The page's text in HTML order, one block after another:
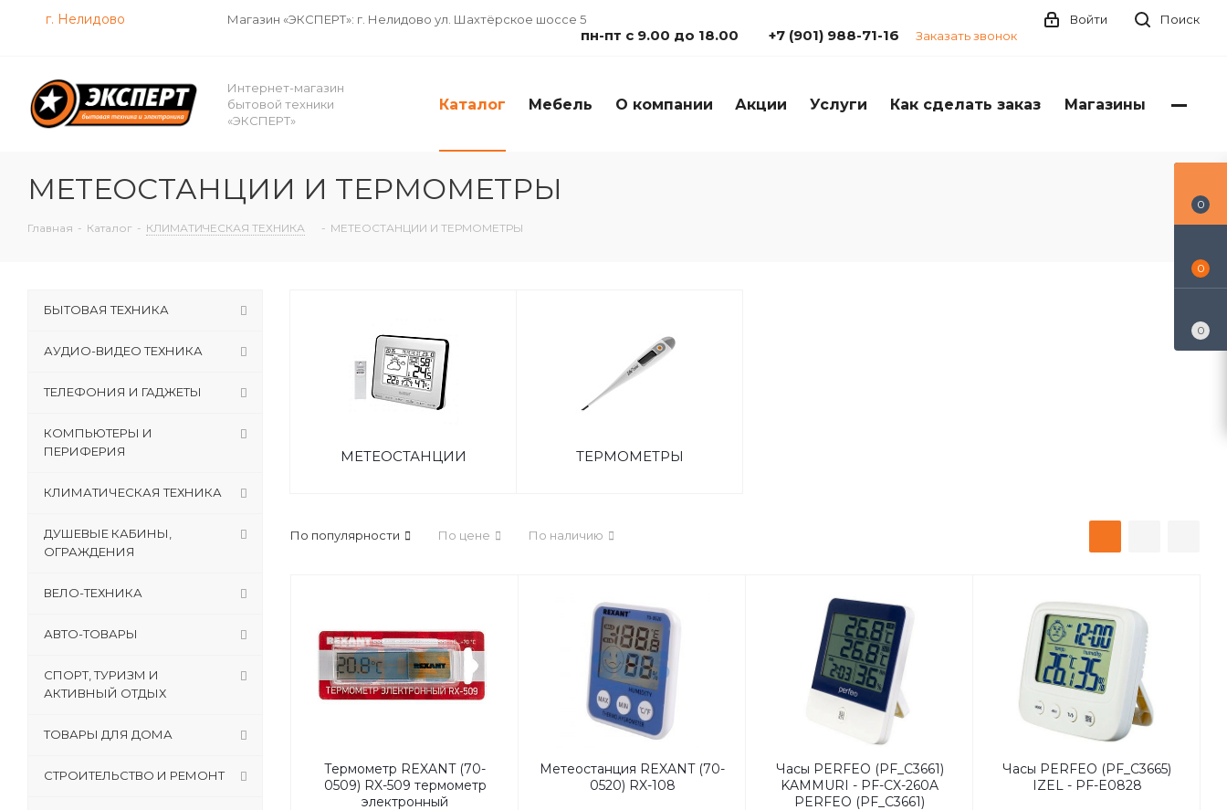
г. Нелидово Магазин «ЭКСПЕРТ»: г. Нелидово ул. Шахтёрское шоссе 5 Поиск
Войти
пн-пт с 9.00 до 18.00 +7 (901) 988-71-16 Заказать звонок
Интернет-магазин
бытовой техники
«ЭКСПЕРТ»
Каталог Мебель О компании Акции Услуги Как сделать заказ Магазины
МЕТЕОСТАНЦИИ И ТЕРМОМЕТРЫ
Главная - Каталог - КЛИМАТИЧЕСКАЯ ТЕХНИКА - МЕТЕОСТАНЦИИ И ТЕРМОМЕТРЫ
МЕТЕОСТАНЦИИ ТЕРМОМЕТРЫ
По популярности По цене По наличию
Термометр REXANT (70-
0509) RX-509 термометр
электронный
Метеостанция REXANT (70-
0520) RX-108
Часы PERFEO (PF_C3661)
KAMMURI - PF-CX-260A
PERFEO (PF_C3661)
Часы PERFEO (PF_C3665)
IZEL - PF-E0828
БЫТОВАЯ ТЕХНИКА
АУДИО-ВИДЕО ТЕХНИКА
ТЕЛЕФОНИЯ И ГАДЖЕТЫ
КОМПЬЮТЕРЫ И
ПЕРИФЕРИЯ
КЛИМАТИЧЕСКАЯ ТЕХНИКА
ДУШЕВЫЕ КАБИНЫ,
ОГРАЖДЕНИЯ
ВЕЛО-ТЕХНИКА
АВТО-ТОВАРЫ
СПОРТ, ТУРИЗМ И
АКТИВНЫЙ ОТДЫХ
ТОВАРЫ ДЛЯ ДОМА
СТРОИТЕЛЬСТВО И РЕМОНТ
0
0
0